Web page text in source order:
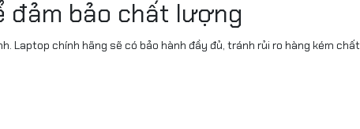
đảm bảo chất lượng
Laptop chính hãng sẽ có bảo hành đầy đủ, tránh rủi ro hàng kém chất